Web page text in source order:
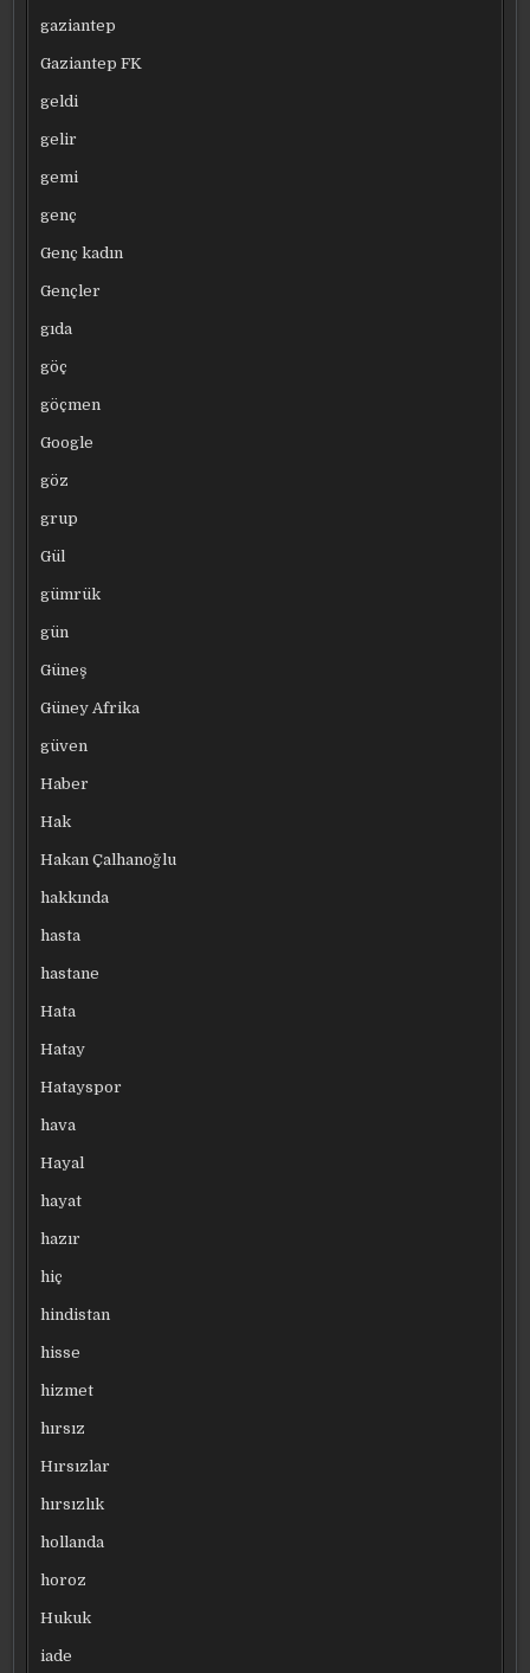
gaziantep
Gaziantep FK
geldi
gelir
gemi
genç
Genç kadın
Gençler
gıda
göç
göçmen
Google
göz
grup
Gül
gümrük
gün
Güneş
Güney Afrika
güven
Haber
Hak
Hakan Çalhanoğlu
hakkında
hasta
hastane
Hata
Hatay
Hatayspor
hava
Hayal
hayat
hazır
hiç
hindistan
hisse
hizmet
hırsız
Hırsızlar
hırsızlık
hollanda
horoz
Hukuk
iade